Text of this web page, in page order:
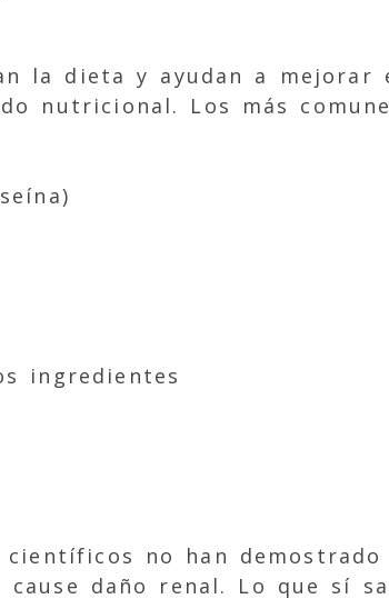
la dieta y ayudan a mejorar
nutricional. Los más
ingredientes
científicos no han
daño renal. Lo que sí